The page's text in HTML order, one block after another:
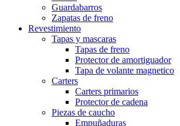
Guardabarros
Zapatas de freno
Revestimiento
Tapas y mascaras
Tapas de freno
Protector de amortiguador
Tapa de volante magnetico
Carters
Carters primarios
Protector de cadena
Piezas de caucho
Empuñaduras